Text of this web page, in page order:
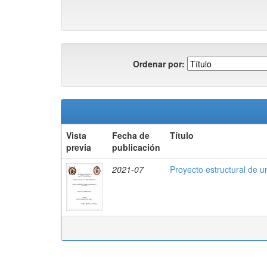
Ordenar por:
Vista
previa
Fecha de
publicación
Título
2021-07 Proyecto estructural de